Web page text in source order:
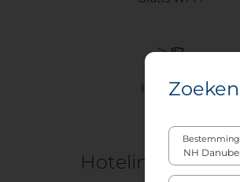
Huisdieren
Hotelinformatie
Zoeken
Bestemming